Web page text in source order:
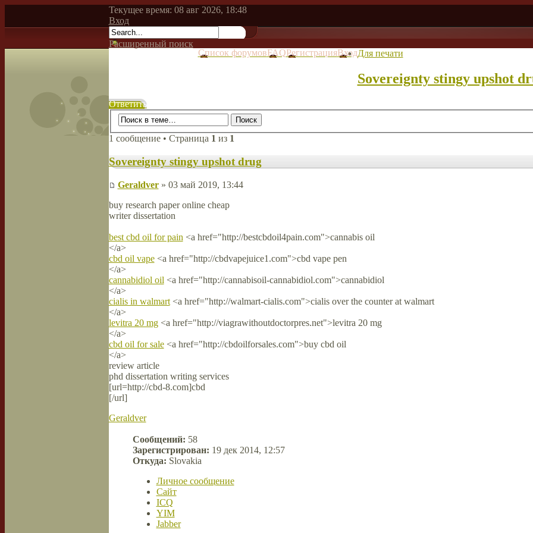
Текущее время: 08 авг 2026, 18:48
Вход
Расширенный поиск
Список форумовFAQРегистрацияВходДля печати
Sovereignty stingy upshot
Ответить
1 сообщение • Страница 1 из 1
Sovereignty stingy upshot drug
Geraldver» 03 май 2019, 13:44
buy research paper online cheap
writer dissertation
best cbd oil for pain <a href="http://bestcbdoil4pain.com">cannabis oil
</a>
cbd oil vape<a href="http://cbdvapejuice1.com">cbd vape pen
</a>
cannabidiol oil <a href="http://cannabisoil-cannabidiol.com">cannabidiol
</a>
cialis in walmart<a href="http://walmart-cialis.com">cialis over the counter at walmart
</a>
levitra 20 mg<a href="http://viagrawithoutdoctorpres.net">levitra 20 mg
</a>
cbd oil for sale<a href="http://cbdoilforsales.com">buy cbd oil
</a>
review article
phd dissertation writing services
[url=http://cbd-8.com]cbd
[/url]
Geraldver
Сообщений: 58
Зарегистрирован: 19 дек 2014, 12:57
Откуда: Slovakia
Личное сообщение
Сайт
ICQ
YIM
Jabber